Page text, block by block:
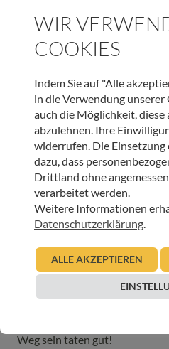
Weg sein taten gut!
WIR
COOKIES
Indem Sie auf "Alle
in die Verwendung unserer
auch die Möglichkeit, diese
abzulehnen. Ihre
widerrufen. Die
dazu, dass
Drittland ohne
verarbeitet werden.
Weitere Informationen
Datenschutzerklärung
ALLE AKZEPTIEREN